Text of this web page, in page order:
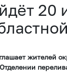
20
жителей